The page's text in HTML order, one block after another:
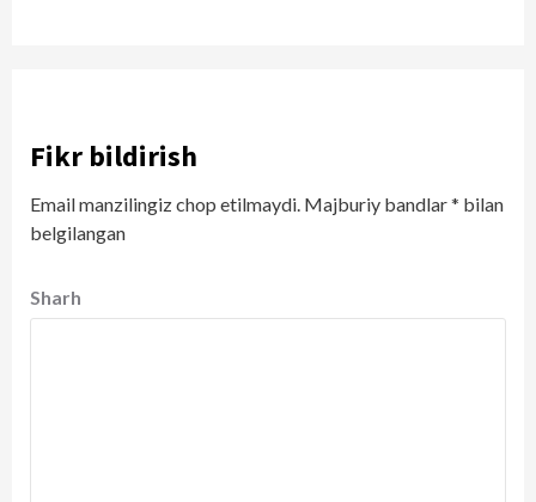
Fikr bildirish
Email manzilingiz chop etilmaydi. Majburiy bandlar* bilan
belgilangan
Sharh